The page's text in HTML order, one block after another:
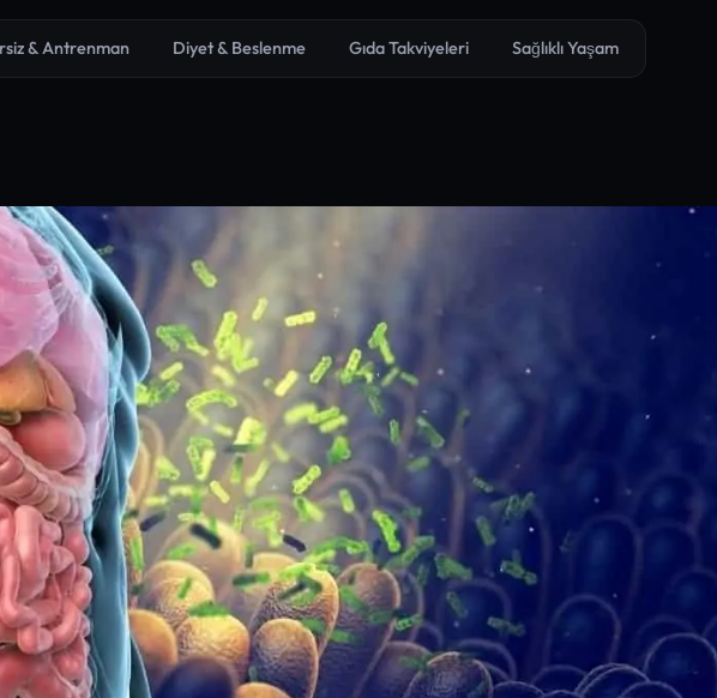
& Antrenman Diyet & Beslenme Gıda Takviyeleri Sağlıklı Yaşam